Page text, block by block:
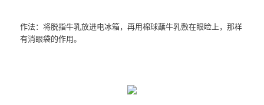
作法：将脱指牛乳放进电冰箱，再用棉球蘸牛乳敷在眼睑上，那样
有消眼袋的作用。